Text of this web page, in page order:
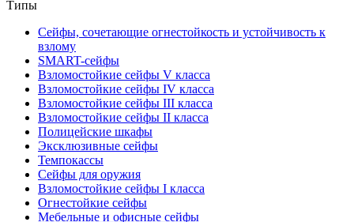
Типы
Сейфы, сочетающие огнестойкость и устойчивость к
взлому
SMART-сейфы
Взломостойкие сейфы V класса
Взломостойкие сейфы IV класса
Взломостойкие сейфы III класса
Взломостойкие сейфы II класса
Полицейские шкафы
Эксклюзивные сейфы
Темпокассы
Сейфы для оружия
Взломостойкие сейфы I класса
Огнестойкие сейфы
Мебельные и офисные сейфы